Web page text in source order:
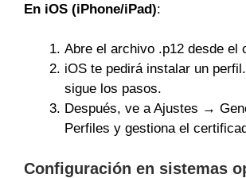
En iOS (iPhone/iPad):
Abre el archivo .p12 desde el
iOS te pedirá instalar un
sigue los pasos.
Después, ve a Ajustes →
Perfiles y gestiona el
Configuración en sistemas